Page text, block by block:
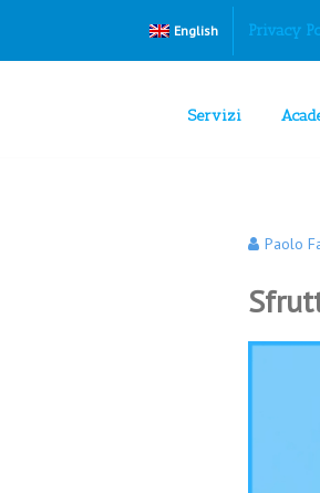
English Privacy
Servizi
Paolo